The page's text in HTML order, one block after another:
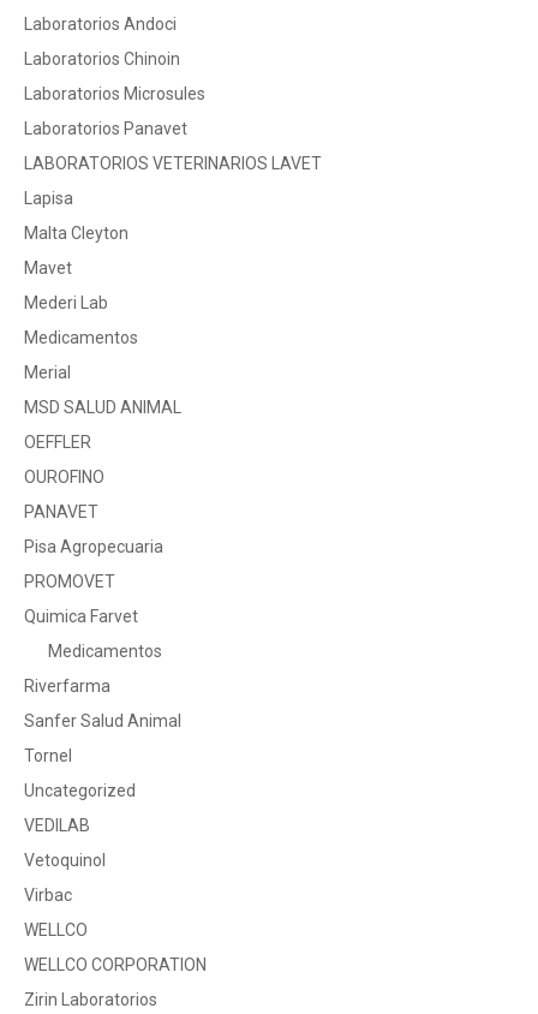
Laboratorios Andoci
Laboratorios Chinoin
Laboratorios Microsules
Laboratorios Panavet
LABORATORIOS VETERINARIOS LAVET
Lapisa
Malta Cleyton
Mavet
Mederi Lab
Medicamentos
Merial
MSD SALUD ANIMAL
OEFFLER
OUROFINO
PANAVET
Pisa Agropecuaria
PROMOVET
Quimica Farvet
Medicamentos
Riverfarma
Sanfer Salud Animal
Tornel
Uncategorized
VEDILAB
Vetoquinol
Virbac
WELLCO
WELLCO CORPORATION
Zirin Laboratorios